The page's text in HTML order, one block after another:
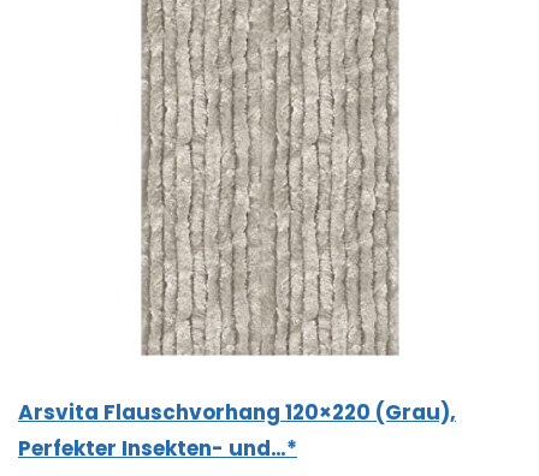
Arsvita Flauschvorhang 120×220 (Grau),
Perfekter Insekten- und…*